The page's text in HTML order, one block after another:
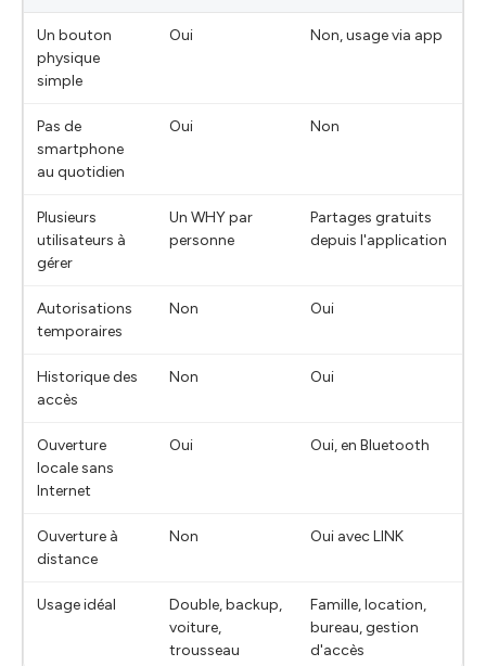
Un bouton
physique
simple
Oui Non, usage via app
Pas de
smartphone
au quotidien
Oui Non
Plusieurs
utilisateurs à
gérer
Un WHY par
personne
Partages gratuits
depuis l'application
Autorisations
temporaires
Non Oui
Historique des
accès
Non Oui
Ouverture
locale sans
Internet
Oui Oui, en Bluetooth
Ouverture à
distance
Non Oui avec LINK
Usage idéal
Double, backup,
voiture,
trousseau
Famille, location,
bureau, gestion
d'accès